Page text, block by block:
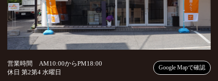
営業時間 AM10:00からPM18:00
休日 第2第4 水曜日
Google Mapで確認